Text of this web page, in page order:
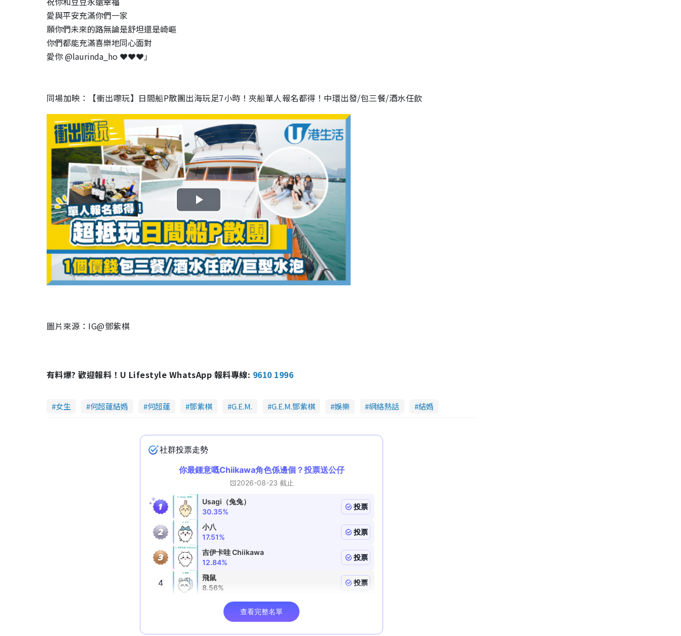
愛與平安充滿你們一家
願你們未來的路無論是舒坦還是崎嶇
你們都能充滿喜樂地同心面對
愛你 @laurinda_ho ❤️❤️❤️」
同場加映：【衝出嚟玩】日間船P散團出海玩足7小時！夾船單人報名都得！中環出發/包三餐/酒水任飲
P
l
a
y
e
圖片來源：IG@鄧紫棋
有料爆? 歡迎報料！U Lifestyle WhatsApp 報料專線: 9610 1996
女生 何超蓮結婚 何超蓮 鄧紫棋 G.E.M. G.E.M.鄧紫棋 娛樂 網絡熱話 結婚